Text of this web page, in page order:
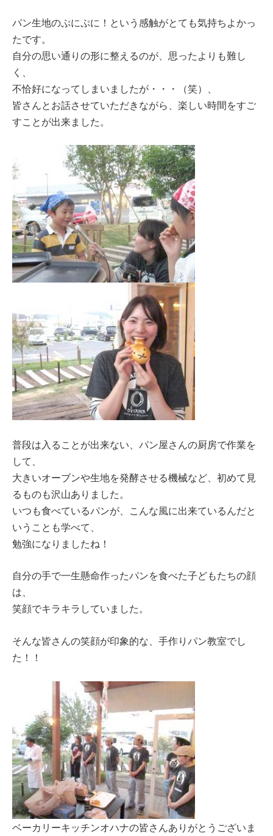
パン生地のぷにぷに！という感触がとても気持ちよかっ
たです。
自分の思い通りの形に整えるのが、思ったよりも難し
く、
不恰好になってしまいましたが・・・（笑）、
皆さんとお話させていただきながら、楽しい時間をすご
すことが出来ました。
普段は入ることが出来ない、パン屋さんの厨房で作業を
して、
大きいオーブンや生地を発酵させる機械など、初めて見
るものも沢山ありました。
いつも食べているパンが、こんな風に出来ているんだと
いうことも学べて、
勉強になりましたね！
自分の手で一生懸命作ったパンを食べた子どもたちの顔
は、
笑顔でキラキラしていました。
そんな皆さんの笑顔が印象的な、手作りパン教室でし
た！！
ベーカリーキッチンオハナの皆さんありがとうございま